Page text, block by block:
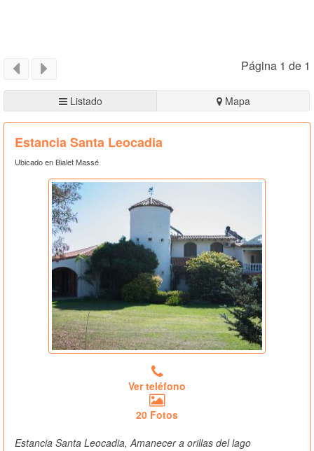
Página 1 de 1
Listado Mapa
Estancia Santa Leocadia
Ubicado en Bialet Massé
Ver teléfono
20 Fotos
Estancia Santa Leocadia, Amanecer a orillas del lago